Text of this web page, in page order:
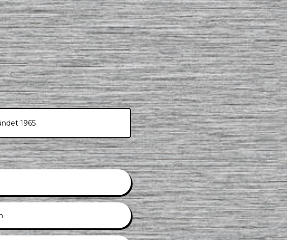
1965